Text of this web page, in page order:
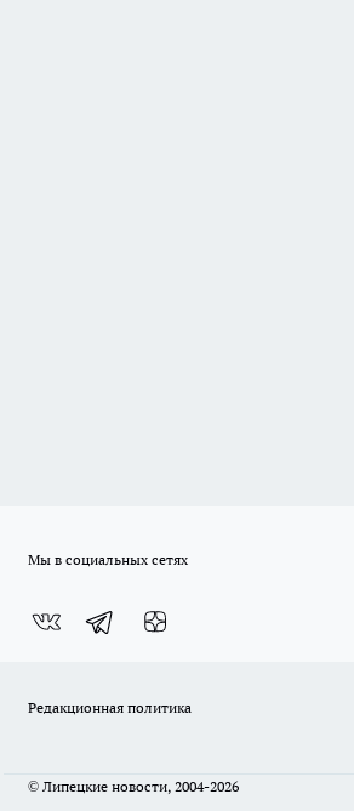
Мы в социальных сетях
Редакционная политика
© Липецкие новости, 2004-2026